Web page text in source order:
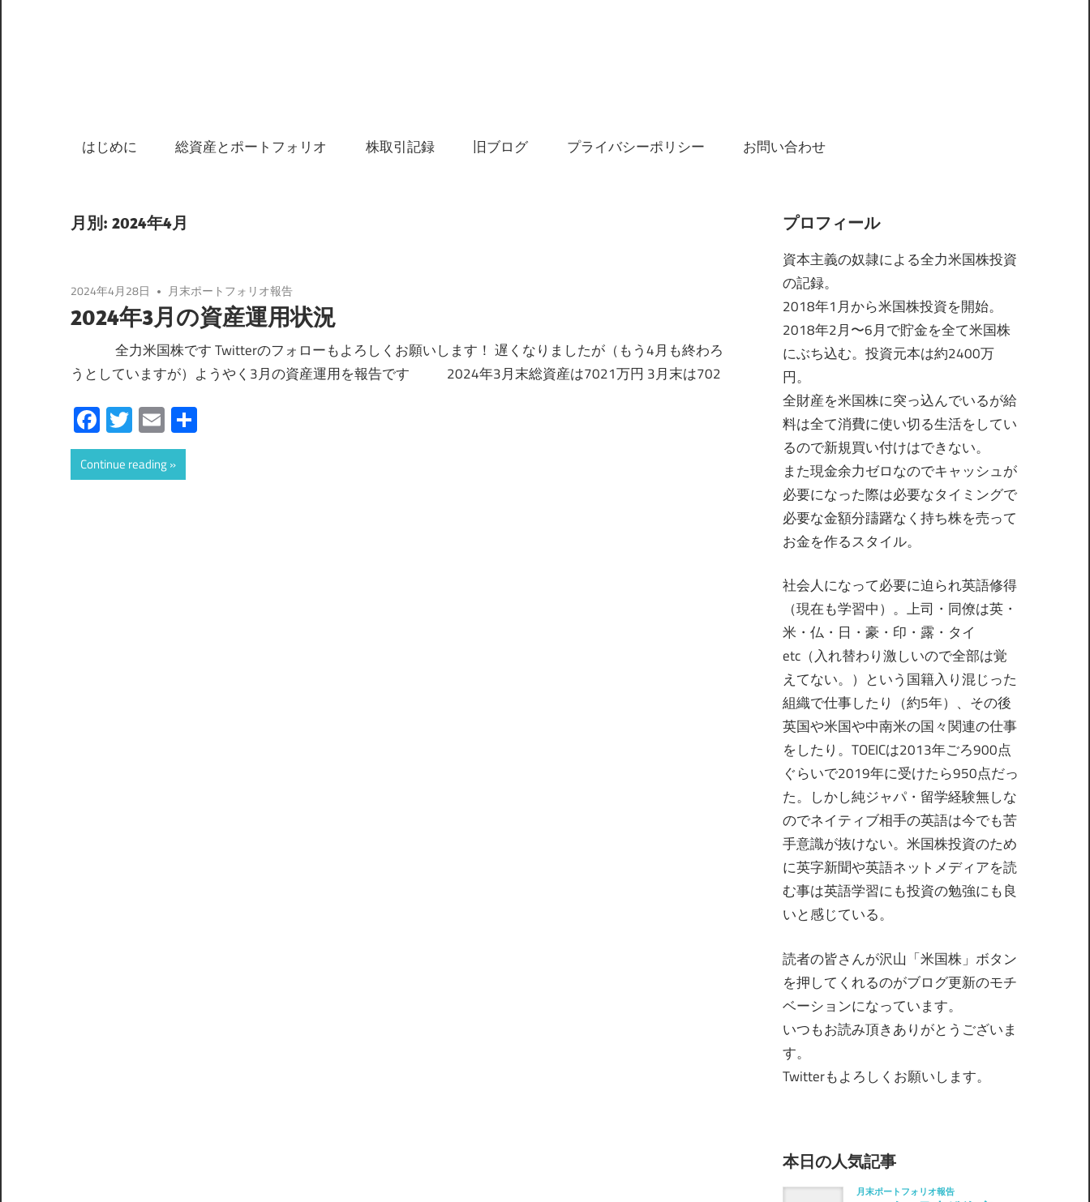
はじめに 総資産とポートフォリオ 株取引記録 旧ブログ プライバシーポリシー お問い合わせ
月別: 2024年4月
2024年4月28日 月末ポートフォリオ報告
2024年3月の資産運用状況
全力米国株です Twitterのフォローもよろしくお願いします！ 遅くなりましたが（もう4月も終わろ
うとしていますが）ようやく3月の資産運用を報告です 2024年3月末総資産は7021万円 3月末は702
Facebook
Twitter
Email
Continue reading
プロフィール
資本主義の奴隷による全力米国株投資
の記録。
2018年1月から米国株投資を開始。
2018年2月〜6月で貯金を全て米国株
にぶち込む。投資元本は約2400万
円。
全財産を米国株に突っ込んでいるが給
料は全て消費に使い切る生活をしてい
るので新規買い付けはできない。
また現金余力ゼロなのでキャッシュが
必要になった際は必要なタイミングで
必要な金額分躊躇なく持ち株を売って
お金を作るスタイル。
社会人になって必要に迫られ英語修得
（現在も学習中）。上司・同僚は英・
米・仏・日・豪・印・露・タイ
etc（入れ替わり激しいので全部は覚
えてない。）という国籍入り混じった
組織で仕事したり（約5年）、その後
英国や米国や中南米の国々関連の仕事
をしたり。TOEICは2013年ごろ900点
ぐらいで2019年に受けたら950点だっ
た。しかし純ジャパ・留学経験無しな
のでネイティブ相手の英語は今でも苦
手意識が抜けない。米国株投資のため
に英字新聞や英語ネットメディアを読
む事は英語学習にも投資の勉強にも良
いと感じている。
読者の皆さんが沢山「米国株」ボタン
を押してくれるのがブログ更新のモチ
ベーションになっています。
いつもお読み頂きありがとうございま
す。
Twitterもよろしくお願いします。
本日の人気記事